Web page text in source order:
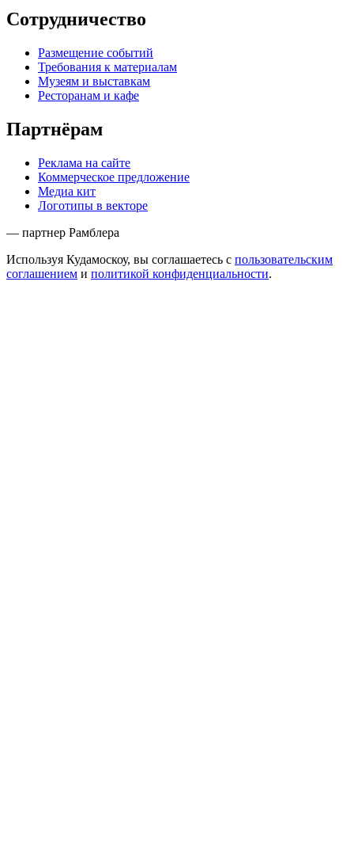
Сотрудничество
Размещение событий
Требования к материалам
Музеям и выставкам
Ресторанам и кафе
Партнёрам
Реклама на сайте
Коммерческое предложение
Медиа кит
Логотипы в векторе
— партнер Рамблера
Используя Кудамоскоу, вы соглашаетесь с пользовательским
соглашением и политикой конфиденциальности.